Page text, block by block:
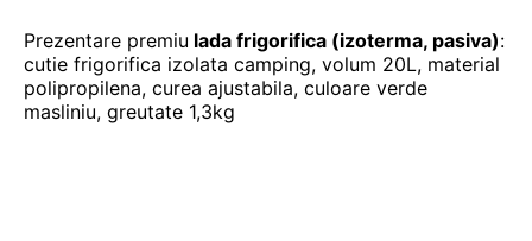
Prezentare premiu lada frigorifica (izoterma, pasiva):
cutie frigorifica izolata camping, volum 20L, material
polipropilena, curea ajustabila, culoare verde
masliniu, greutate 1,3kg